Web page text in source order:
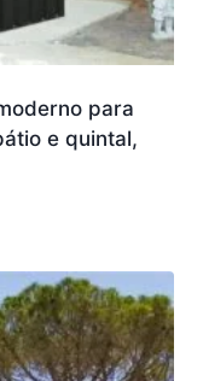
para
e quintal,